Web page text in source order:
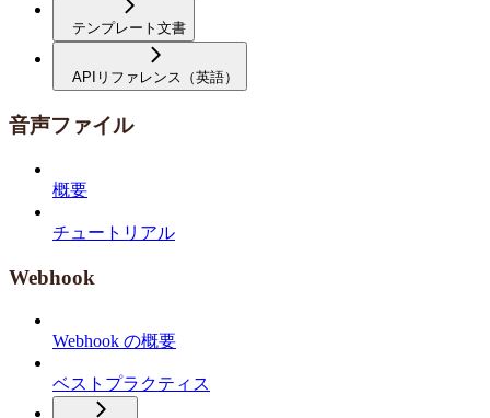
テンプレート文書
APIリファレンス（英語）
音声ファイル
概要
チュートリアル
Webhook
Webhook の概要
ベストプラクティス